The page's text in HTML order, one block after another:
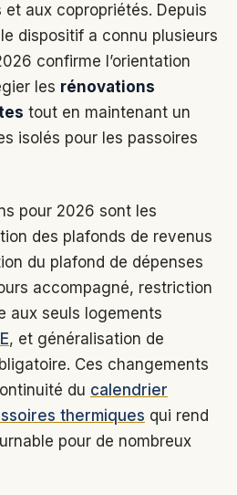
aux copropriétés. Depuis
dispositif a connu plusieurs
confirme l’orientation
les rénovations
tout en maintenant un
isolés pour les passoires
pour 2026 sont les
des plafonds de revenus
du plafond de dépenses
accompagné, restriction
aux seuls logements
, et généralisation de
Ces changements
du calendrier
thermiques qui rend
pour de nombreux